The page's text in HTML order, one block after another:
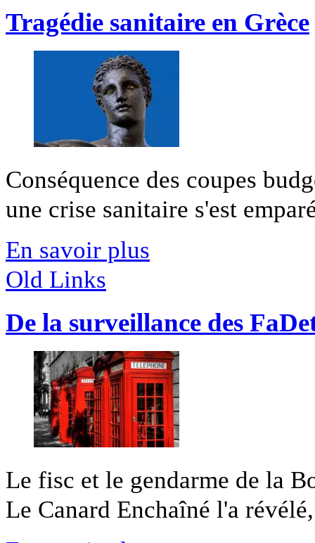
Tragédie sanitaire en Grèce
Conséquence des coupes
une crise sanitaire s'est
En savoir plus
Old Links
De la surveillance des
Le fisc et le gendarme de la
Le Canard Enchaîné l'a